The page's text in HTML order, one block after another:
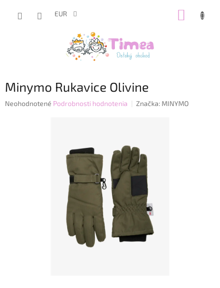
EUR
Minymo Rukavice Olivine
Priemerné
Neohodnotené Podrobnosti hodnotenia Značka: MINYMO